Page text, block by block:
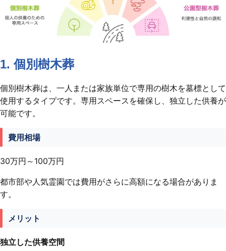
1. 個別樹木葬
個別樹木葬は、一人または家族単位で専用の樹木を墓標として
使用するタイプです。専用スペースを確保し、独立した供養が
可能です。
費用相場
30万円～100万円
都市部や人気霊園では費用がさらに高額になる場合がありま
す。
メリット
独立した供養空間